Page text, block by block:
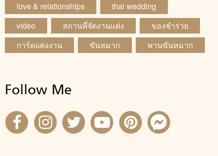
love & relationships
thai wedding
video
สถานที่จัดงานแต่ง
ของชำร่วย
การ์ดแต่งงาน
ขันหมาก พานขันหมาก
Follow Me